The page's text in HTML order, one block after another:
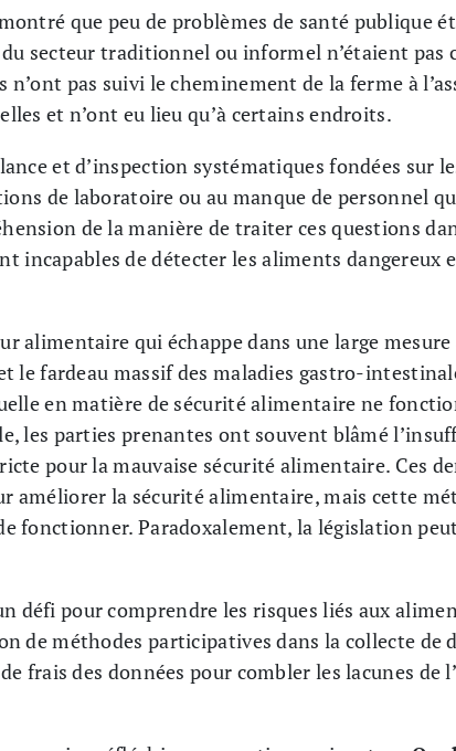
que peu de problèmes de santé publique
secteur traditionnel ou informel n’étaient pas
pas suivi le cheminement de la ferme à
et n’ont eu lieu qu’à certains endroits.
et d’inspection systématiques fondées sur
de laboratoire ou au manque de personnel
de la manière de traiter ces questions
incapables de détecter les aliments dangereux
alimentaire qui échappe dans une large
le fardeau massif des maladies gastro-
en matière de sécurité alimentaire ne
les parties prenantes ont souvent blâmé
pour la mauvaise sécurité alimentaire. Ces
améliorer la sécurité alimentaire, mais cette
fonctionner. Paradoxalement, la législation
défi pour comprendre les risques liés aux
de méthodes participatives dans la collecte de
frais des données pour combler les lacunes de